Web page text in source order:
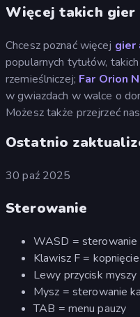
Więcej takich gier
Chcesz poznać więcej gier
popularnych tytułów,
rzemieślniczej; Far Orion
w gwiazdach w walce o
Możesz także przejrzeć
Ostatnio
30 paź 2025
Sterowanie
WASD = sterowanie
Klawisz F = kopnięcie
Lewy przycisk
Mysz = sterowanie
TAB = menu pauzy